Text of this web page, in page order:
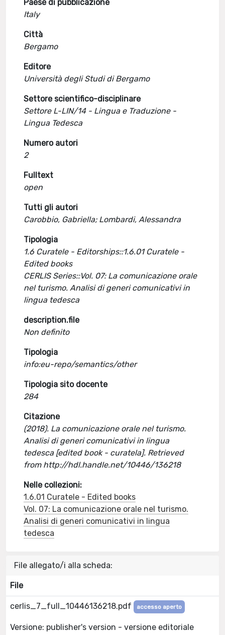
Paese di pubblicazione
Italy
Città
Bergamo
Editore
Università degli Studi di Bergamo
Settore scientifico-disciplinare
Settore L-LIN/14 - Lingua e Traduzione -
Lingua Tedesca
Numero autori
2
Fulltext
open
Tutti gli autori
Carobbio, Gabriella; Lombardi, Alessandra
Tipologia
1.6 Curatele - Editorships::1.6.01 Curatele -
Edited books
CERLIS Series::Vol. 07: La comunicazione orale
nel turismo. Analisi di generi comunicativi in
lingua tedesca
description.file
Non definito
Tipologia
info:eu-repo/semantics/other
Tipologia sito docente
284
Citazione
(2018). La comunicazione orale nel turismo.
Analisi di generi comunicativi in lingua
tedesca [edited book - curatela]. Retrieved
from http://hdl.handle.net/10446/136218
Nelle collezioni:
1.6.01 Curatele - Edited books
Vol. 07: La comunicazione orale nel turismo.
Analisi di generi comunicativi in lingua
tedesca
File allegato/i alla scheda:
File
cerlis_7_full_10446136218.pdf accesso aperto
Versione: publisher's version - versione editoriale